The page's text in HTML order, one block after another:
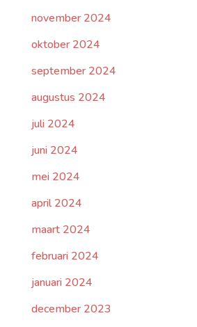
november 2024
oktober 2024
september 2024
augustus 2024
juli 2024
juni 2024
mei 2024
april 2024
maart 2024
februari 2024
januari 2024
december 2023